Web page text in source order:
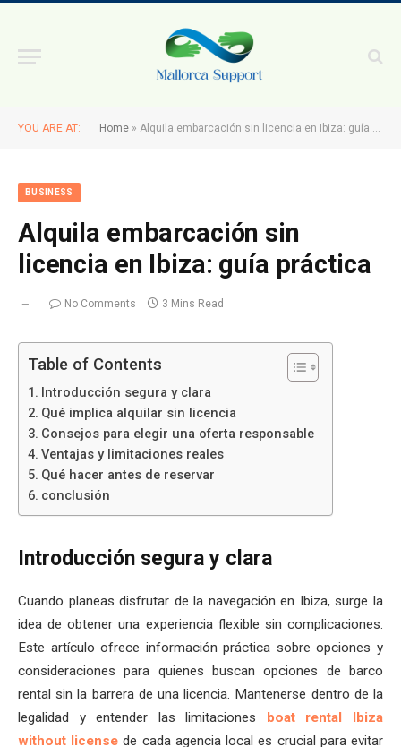
YOU ARE AT: Home » Alquila embarcación sin licencia en Ibiza: guía práctica
BUSINESS
Alquila embarcación sin
licencia en Ibiza: guía práctica
No Comments 3 Mins Read
Table of Contents
Introducción segura y clara
Qué implica alquilar sin licencia
Consejos para elegir una oferta responsable
Ventajas y limitaciones reales
Qué hacer antes de reservar
conclusión
Introducción segura y clara
Cuando planeas disfrutar de la navegación en Ibiza, surge la
idea de obtener una experiencia flexible sin complicaciones.
Este artículo ofrece información práctica sobre opciones y
consideraciones para quienes buscan opciones de barco
rental sin la barrera de una licencia. Mantenerse dentro de la
legalidad y entender las limitaciones
boat rental Ibiza
without license de cada agencia local es crucial para evitar